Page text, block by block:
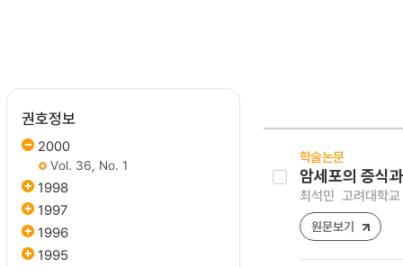
권호정보
2000
Vol. 36, No. 1
1998
1997
1996
1995
학술논문
암세포의 증식
최석민 고려대학
원문보기